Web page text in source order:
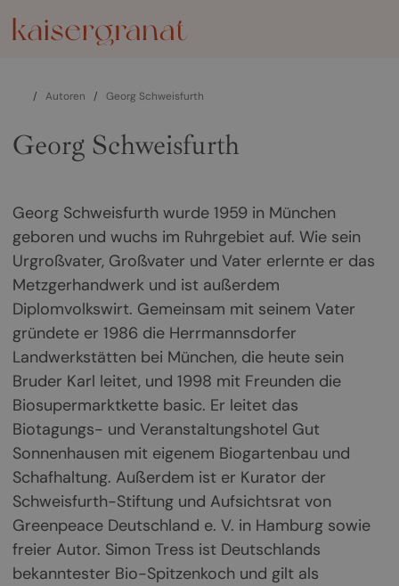
/ Autoren / Georg Schweisfurth
Georg Schweisfurth
Georg Schweisfurth wurde 1959 in München
geboren und wuchs im Ruhrgebiet auf. Wie sein
Urgroßvater, Großvater und Vater erlernte er das
Metzgerhandwerk und ist außerdem
Diplomvolkswirt. Gemeinsam mit seinem Vater
gründete er 1986 die Herrmannsdorfer
Landwerkstätten bei München, die heute sein
Bruder Karl leitet, und 1998 mit Freunden die
Biosupermarktkette basic. Er leitet das
Biotagungs- und Veranstaltungshotel Gut
Sonnenhausen mit eigenem Biogartenbau und
Schafhaltung. Außerdem ist er Kurator der
Schweisfurth-Stiftung und Aufsichtsrat von
Greenpeace Deutschland e. V. in Hamburg sowie
freier Autor. Simon Tress ist Deutschlands
bekanntester Bio-Spitzenkoch und gilt als